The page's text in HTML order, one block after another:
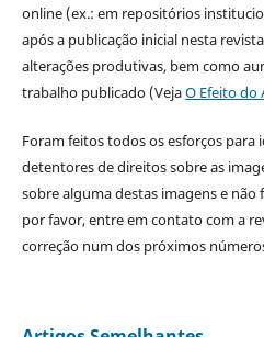
online (ex.: em repositórios
após a publicação inicial nesta
alterações produtivas, bem como
trabalho publicado (VejaO Efeito do
Foram feitos todos os esforços para
detentores de direitos sobre as
sobre alguma destas imagens e
por favor, entre em contato com a
correção num dos próximos